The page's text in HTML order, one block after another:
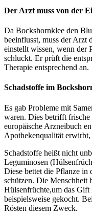
Der Arzt muss von der
Da Bockshornklee den
beeinflusst, muss der Arzt
einstellt wissen, wenn der
schluckt. Er prüft die
Therapie entsprechend an.
Schadstoffe im
Es gab Probleme mit
waren. Dies betrifft frische
europäische Arzneibuch
Apothekenqualität
Schadstoffe heißt nicht
Leguminosen
Diese bettet die Pflanze in
schützen. Die Menschheit
Hülsenfrüchte,um das Gift
beispielsweise gekocht.
Rösten diesem Zweck.